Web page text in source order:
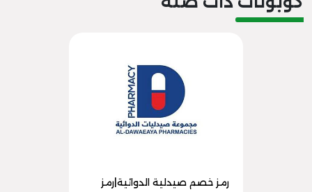
رمز خصم صيدلية الدوائية|رمز